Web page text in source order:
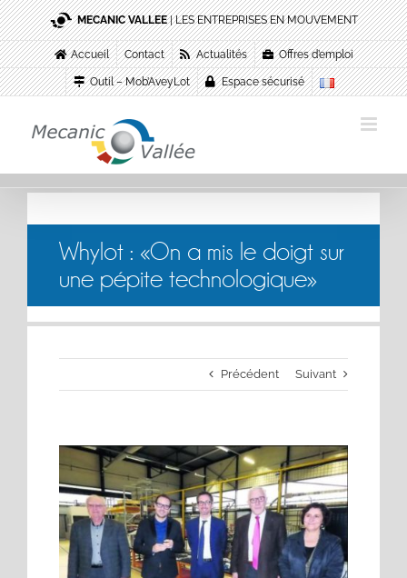
Passer
au
contenu
MECANIC VALLEE| LES ENTREPRISES EN MOUVEMENT
Accueil Contact Actualités Offres d’emploi
Outil – Mob’AveyLot Espace sécurisé
Whylot : «On a mis le doigt sur
une pépite technologique»
Précédent Suivant
Voir
l'image
agrandie